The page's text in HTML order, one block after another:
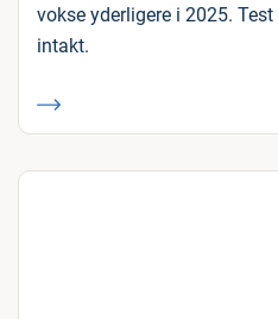
vokse yderligere i 2025.
intakt.